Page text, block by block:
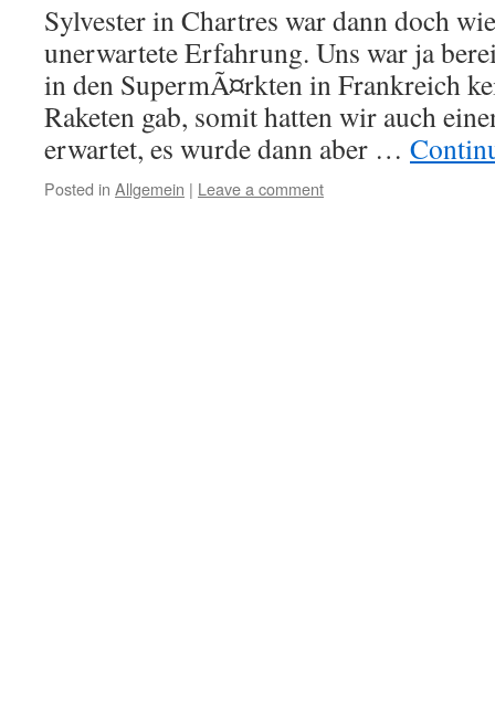
Sylvester in Chartres war dann doch
unerwartete Erfahrung. Uns war ja
in den SupermÃ¤rkten in Frankreich
Raketen gab, somit hatten wir auch
erwartet, es wurde dann aber …
Posted in Allgemein | Leave a comment